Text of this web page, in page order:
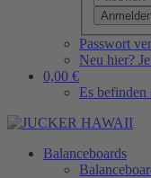
Passwort
Neu hier?
0,00 €
Es
Balanceboards